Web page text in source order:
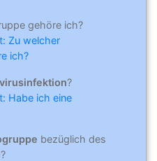
gehöre ich?
Zu welcher
ich?
?
Habe ich eine
bezüglich des